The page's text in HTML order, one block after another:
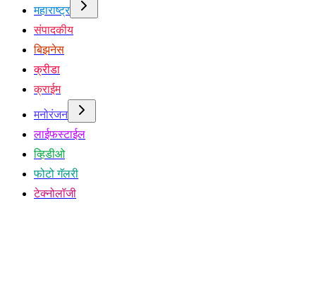
महाराष्ट्र
संपादकीय
बिझनेस
क्रीडा
क्राईम
मनोरंजन
लाईफस्टाईल
व्हिडीओ
फोटो गॅलरी
टेक्नोलॉजी